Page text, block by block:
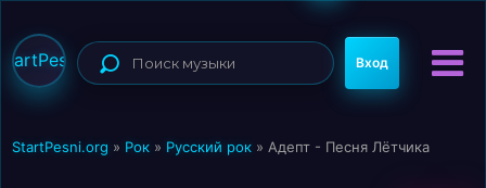
Вход
StartPesni.org » Рок » Русский рок » Адепт - Песня Лётчика